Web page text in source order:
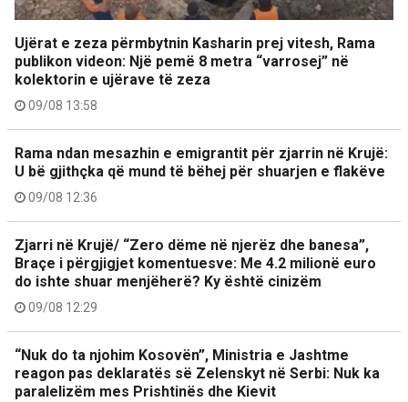
Ujërat e zeza përmbytnin Kasharin prej vitesh, Rama
publikon videon: Një pemë 8 metra “varrosej” në
kolektorin e ujërave të zeza
09/08 13:58
Rama ndan mesazhin e emigrantit për zjarrin në Krujë:
U bë gjithçka që mund të bëhej për shuarjen e flakëve
09/08 12:36
Zjarri në Krujë/ “Zero dëme në njerëz dhe banesa”,
Braçe i përgjigjet komentuesve: Me 4.2 milionë euro
do ishte shuar menjëherë? Ky është cinizëm
09/08 12:29
“Nuk do ta njohim Kosovën”, Ministria e Jashtme
reagon pas deklaratës së Zelenskyt në Serbi: Nuk ka
paralelizëm mes Prishtinës dhe Kievit